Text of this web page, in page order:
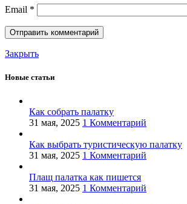
Email *
Закрыть
Новые статьи
Как собрать палатку
31 мая, 2025 1 Комментарий
Как выбрать туристическую палатку
31 мая, 2025 1 Комментарий
Плащ палатка как пишется
31 мая, 2025 1 Комментарий